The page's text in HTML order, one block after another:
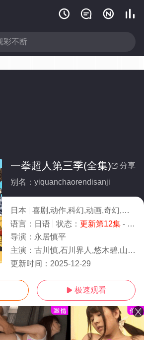
   
 分享
一拳超人第三季(全集)
别名：yiquanchaorendisanji
日本
喜剧,动作,科幻,动画,奇幻,日韩动漫
语言： 日语 状态： 更新第12集- 免费在线观看
导演： 永居慎平
主演： 古川慎,石川界人,悠木碧,山路和弘,津田健次郎,高山南,安元洋贵,樱井孝宏,浪川大
更新时间： 2025-12-29
 极速观看